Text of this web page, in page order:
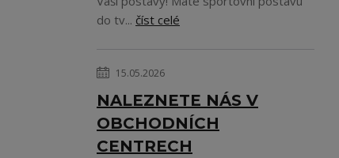
do tv... číst celé
15.05.2026
NALEZNETE NÁS V
OBCHODNÍCH
CENTRECH